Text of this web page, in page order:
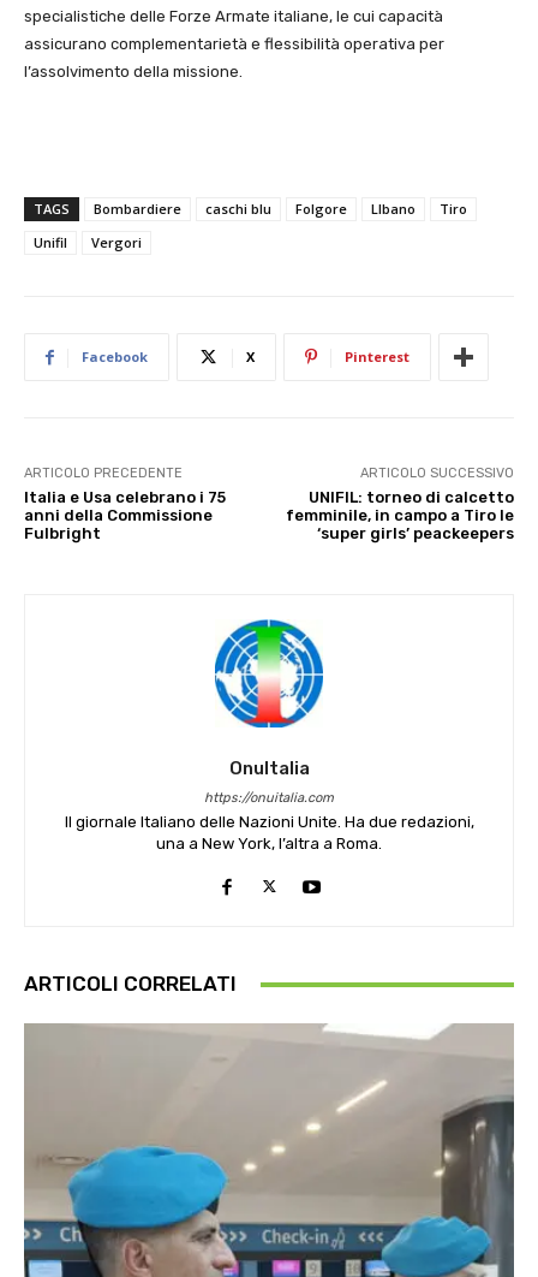
specialistiche delle Forze Armate italiane, le cui capacità
assicurano complementarietà e flessibilità operativa per
l’assolvimento della missione.
TAGS Bombardiere caschi blu Folgore LIbano
Tiro
Unifil
Vergori
Facebook X Pinterest
ARTICOLO PRECEDENTE
Italia e Usa celebrano i 75
anni della Commissione
Fulbright
ARTICOLO SUCCESSIVO
UNIFIL: torneo di calcetto
femminile, in campo a Tiro le
‘super girls’ peackeepers
OnuItalia
https://onuitalia.com
Il giornale Italiano delle Nazioni Unite. Ha due redazioni,
una a New York, l’altra a Roma.
ARTICOLI CORRELATI